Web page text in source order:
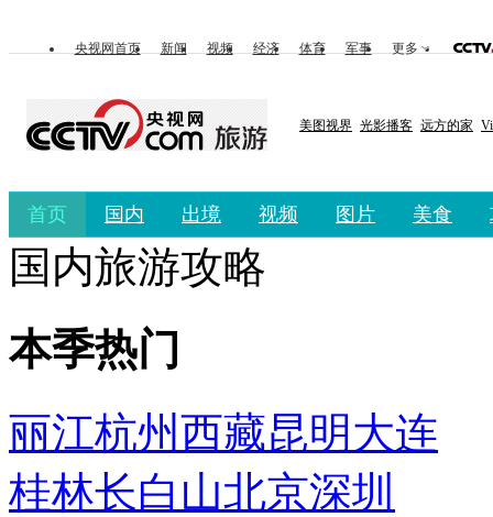
央视网首页 新闻 视频 经济 体育 军事 更多
美图视界 光影播客 远方的家
首页 国内 出境 视频 图片 美食
国内旅游攻略
本季热门
丽江杭州西藏昆明大连
桂林长白山北京深圳